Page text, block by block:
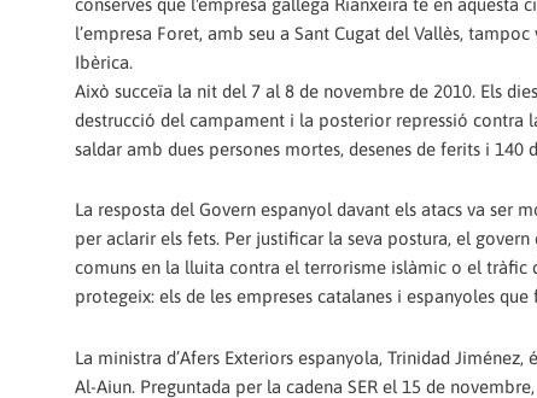
conserves que l'empresa gallega Rianxeira te en aquesta
l’empresa Foret, amb seu a Sant Cugat del Vallès,
Ibèrica.
Això succeïa la nit del 7 al 8 de novembre de 2010. Els
destrucció del campament i la posterior repressió contra
saldar amb dues persones mortes, desenes de ferits i 140
La resposta del Govern espanyol davant els atacs va ser
per aclarir els fets. Per justificar la seva postura, el
comuns en la lluita contra el terrorisme islàmic o el tràfic
protegeix: els de les empreses catalanes i espanyoles
La ministra d’Afers Exteriors espanyola, Trinidad
Al-Aiun. Preguntada per la cadena SER el 15 de